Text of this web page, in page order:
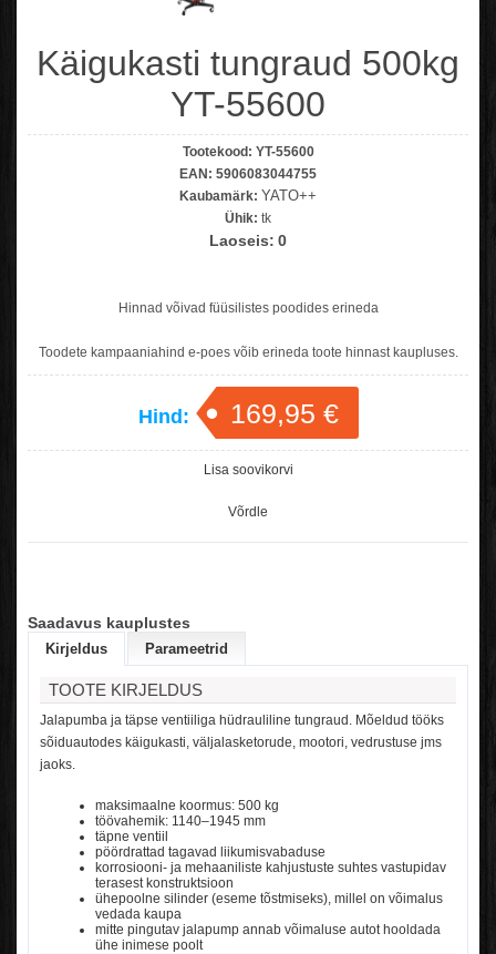
Käigukasti tungraud 500kg
YT-55600
Tootekood: YT-55600
EAN: 5906083044755
Kaubamärk: YATO++
Ühik: tk
Laoseis: 0
Hinnad võivad füüsilistes poodides erineda
Toodete kampaaniahind e-poes võib erineda toote hinnast kaupluses.
Hind: 169,95 €
Lisa soovikorvi
Võrdle
Saadavus kauplustes
Kirjeldus Parameetrid
TOOTE KIRJELDUS
Jalapumba ja täpse ventiiliga hüdrauliline tungraud. Mõeldud tööks
sõiduautodes käigukasti, väljalasketorude, mootori, vedrustuse jms
jaoks.
maksimaalne koormus: 500 kg
töövahemik: 1140–1945 mm
täpne ventiil
pöördrattad tagavad liikumisvabaduse
korrosiooni- ja mehaaniliste kahjustuste suhtes vastupidav
terasest konstruktsioon
ühepoolne silinder (eseme tõstmiseks), millel on võimalus
vedada kaupa
mitte pingutav jalapump annab võimaluse autot hooldada
ühe inimese poolt